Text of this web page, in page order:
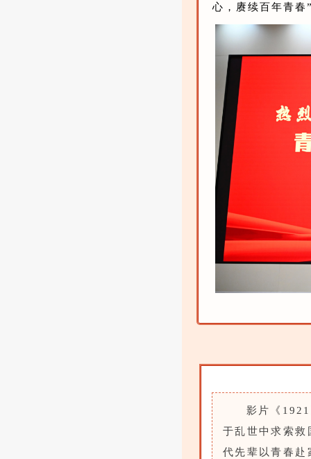
心，赓续百年青
影片《
于乱世中求索
代先辈以青春